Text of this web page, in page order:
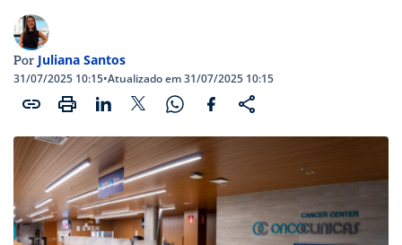
Por Juliana Santos
31/07/2025 10:15•Atualizado em 31/07/2025 10:15